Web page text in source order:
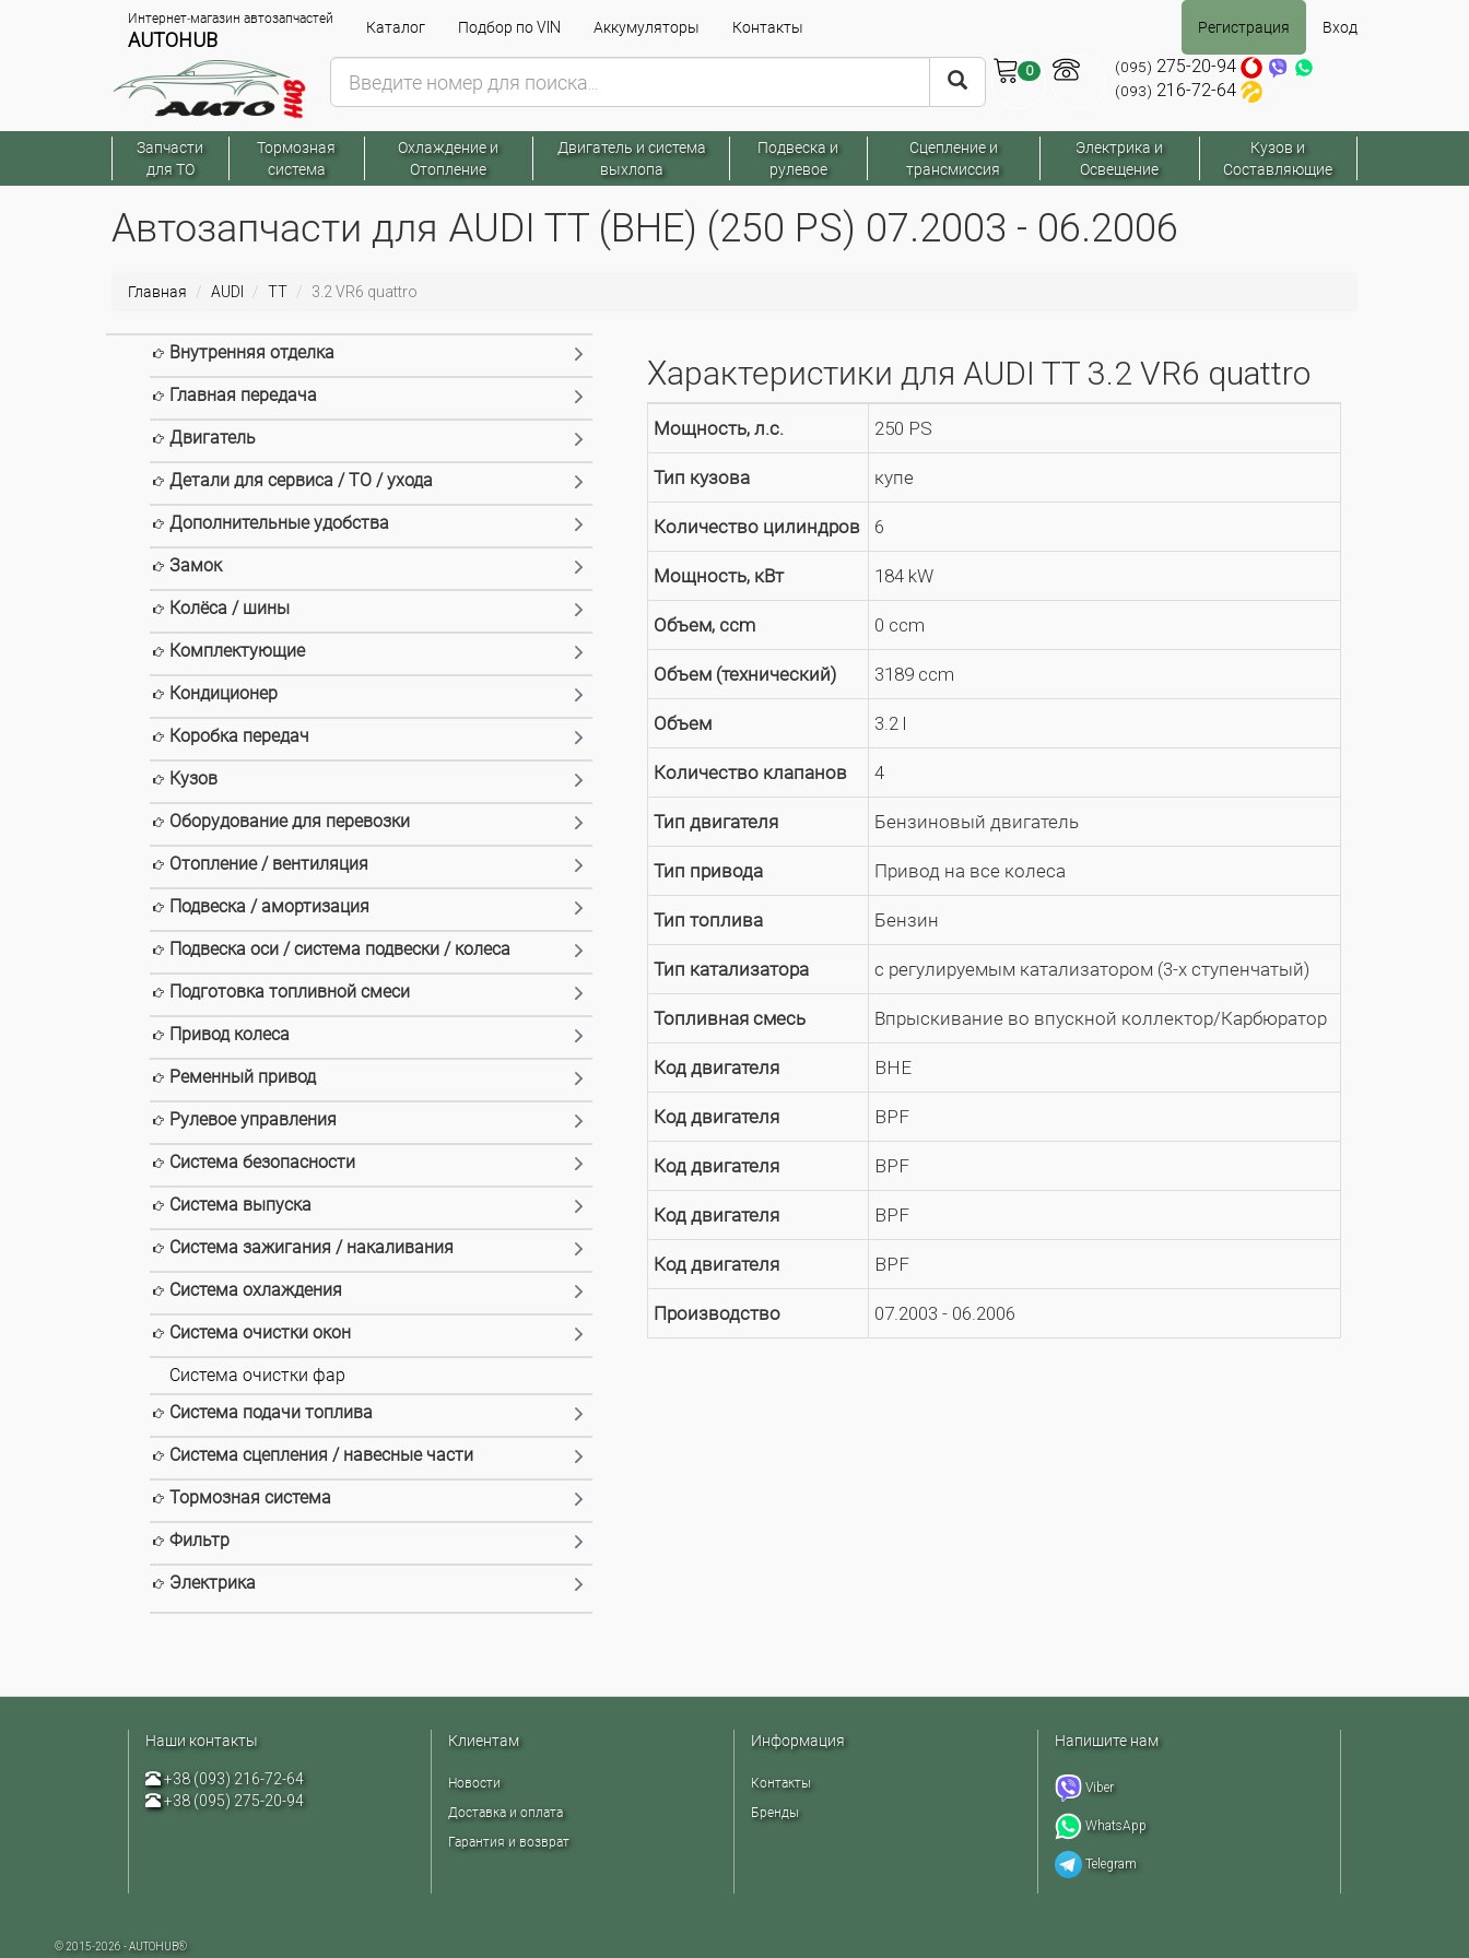
Интернет-магазин автозапчастей
AUTOHUB
Каталог Подбор по VIN Аккумуляторы Контакты Регистрация Вход
0 (095) 275-20-94
(093) 216-72-64
Запчасти
для ТО
Тормозная
система
Охлаждение и
Отопление
Двигатель и система
выхлопа
Подвеска и
рулевое
Сцепление и
трансмиссия
Электрика и
Освещение
Кузов и
Составляющие
Автозапчасти для AUDI TT (BHE) (250 PS) 07.2003 - 06.2006
Главная AUDI TT 3.2 VR6 quattro
Внутренняя отделка
Главная передача
Двигатель
Детали для сервиса / ТО / ухода
Дополнительные удобства
Замок
Колёса / шины
Комплектующие
Кондиционер
Коробка передач
Кузов
Оборудование для перевозки
Отопление / вентиляция
Подвеска / амортизация
Подвеска оси / система подвески / колеса
Подготовка топливной смеси
Привод колеса
Ременный привод
Рулевое управления
Система безопасности
Система выпуска
Система зажигания / накаливания
Система охлаждения
Система очистки окон
Система очистки фар
Система подачи топлива
Система сцепления / навесные части
Тормозная система
Фильтр
Электрика
Характеристики для AUDI TT 3.2 VR6 quattro
Мощность, л.с. 250 PS
Тип кузова купе
Количество цилиндров 6
Мощность, кВт 184 kW
Объем, ccm 0 ccm
Объем (технический) 3189 ccm
Объем 3.2 l
Количество клапанов 4
Тип двигателя Бензиновый двигатель
Тип привода Привод на все колеса
Тип топлива Бензин
Тип катализатора с регулируемым катализатором (3-х ступенчатый)
Топливная смесь Впрыскивание во впускной коллектор/Карбюратор
Код двигателя BHE
Код двигателя BPF
Код двигателя BPF
Код двигателя BPF
Код двигателя BPF
Производство 07.2003 - 06.2006
Наши контакты
+38 (093) 216-72-64
+38 (095) 275-20-94
Клиентам
Новости
Доставка и оплата
Гарантия и возврат
Информация
Контакты
Бренды
Напишите нам
Viber
WhatsApp
Telegram
© 2015-2026 - AUTOHUB®